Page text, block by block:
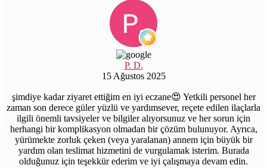
P. D.
15 Ağustos 2025
şimdiye kadar ziyaret ettiğim en iyi eczane😍 Yetkili personel her
zaman son derece güler yüzlü ve yardımsever, reçete edilen ilaçlarla
ilgili önemli tavsiyeler ve bilgiler alıyorsunuz ve her sorun için
herhangi bir komplikasyon olmadan bir çözüm bulunuyor. Ayrıca,
yürümekte zorluk çeken (veya yaralanan) annem için büyük bir
yardım olan teslimat hizmetini de vurgulamak isterim. Burada
olduğunuz için teşekkür ederim ve iyi çalışmaya devam edin.